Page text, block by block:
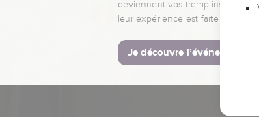
deviennent vos tremplins. Que
leur expérience est faite pour vous.
Je découvre l’événement